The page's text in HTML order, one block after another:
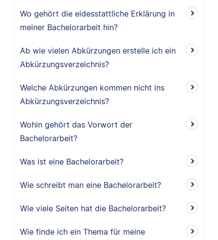
Wo gehört die eidesstattliche Erklärung in
meiner Bachelorarbeit hin?
Ab wie vielen Abkürzungen erstelle ich ein
Abkürzungsverzeichnis?
Welche Abkürzungen kommen nicht ins
Abkürzungsverzeichnis?
Wohin gehört das Vorwort der
Bachelorarbeit?
Was ist eine Bachelorarbeit?
Wie schreibt man eine Bachelorarbeit?
Wie viele Seiten hat die Bachelorarbeit?
Wie finde ich ein Thema für meine